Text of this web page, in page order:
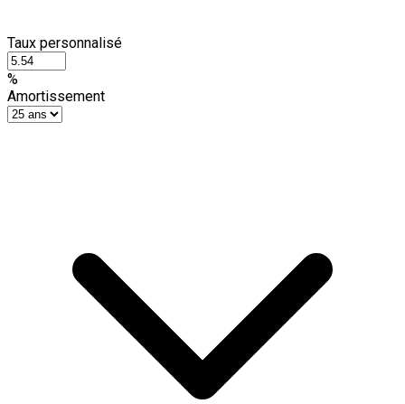
Taux personnalisé
%
Amortissement